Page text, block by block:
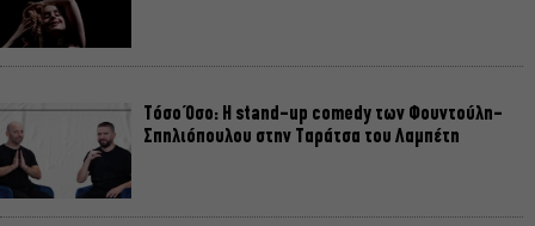
Τόσο Όσο: Η stand-up comedy των Φουντούλη-
Σπηλιόπουλου στην Ταράτσα του Λαμπέτη